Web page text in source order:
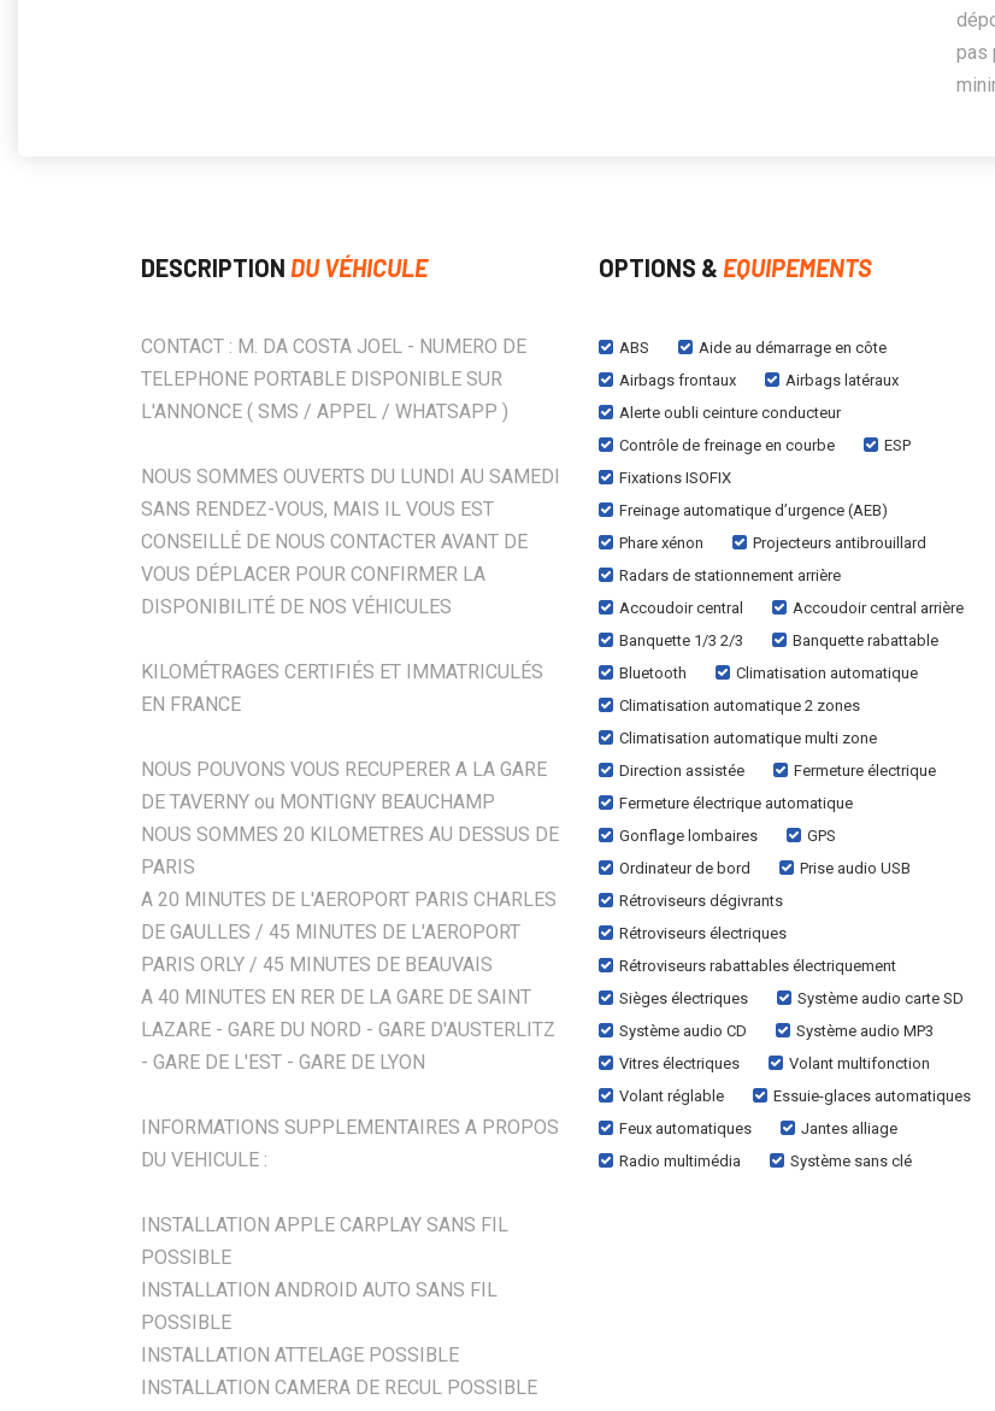
pas
DESCRIPTION DU VÉHICULE
CONTACT : M. DA COSTA JOEL - NUMERO DE
TELEPHONE PORTABLE DISPONIBLE SUR
L'ANNONCE ( SMS / APPEL / WHATSAPP )
NOUS SOMMES OUVERTS DU LUNDI AU SAMEDI
SANS RENDEZ-VOUS, MAIS IL VOUS EST
CONSEILLÉ DE NOUS CONTACTER AVANT DE
VOUS DÉPLACER POUR CONFIRMER LA
DISPONIBILITÉ DE NOS VÉHICULES
KILOMÉTRAGES CERTIFIÉS ET IMMATRICULÉS
EN FRANCE
NOUS POUVONS VOUS RECUPERER A LA GARE
DE TAVERNY ou MONTIGNY BEAUCHAMP
NOUS SOMMES 20 KILOMETRES AU DESSUS DE
PARIS
A 20 MINUTES DE L'AEROPORT PARIS CHARLES
DE GAULLES / 45 MINUTES DE L'AEROPORT
PARIS ORLY / 45 MINUTES DE BEAUVAIS
A 40 MINUTES EN RER DE LA GARE DE SAINT
LAZARE - GARE DU NORD - GARE D'AUSTERLITZ
- GARE DE L'EST - GARE DE LYON
INFORMATIONS SUPPLEMENTAIRES A PROPOS
DU VEHICULE :
INSTALLATION APPLE CARPLAY SANS FIL
POSSIBLE
INSTALLATION ANDROID AUTO SANS FIL
POSSIBLE
INSTALLATION ATTELAGE POSSIBLE
INSTALLATION CAMERA DE RECUL POSSIBLE
OPTIONS & EQUIPEMENTS
ABS
Aide au démarrage en côte
Airbags frontaux
Airbags latéraux
Alerte oubli ceinture conducteur
Contrôle de freinage en courbe
ESP
Fixations ISOFIX
Freinage automatique d’urgence (AEB)
Phare xénon
Projecteurs antibrouillard
Radars de stationnement arrière
Accoudoir central
Accoudoir central arrière
Banquette 1/3 2/3
Banquette rabattable
Bluetooth
Climatisation automatique
Climatisation automatique 2 zones
Climatisation automatique multi zone
Direction assistée
Fermeture électrique
Fermeture électrique automatique
Gonflage lombaires
GPS
Ordinateur de bord
Prise audio USB
Rétroviseurs dégivrants
Rétroviseurs électriques
Rétroviseurs rabattables électriquement
Sièges électriques
Système audio carte SD
Système audio CD
Système audio MP3
Vitres électriques
Volant multifonction
Volant réglable
Essuie-glaces automatiques
Feux automatiques
Jantes alliage
Radio multimédia
Système sans clé